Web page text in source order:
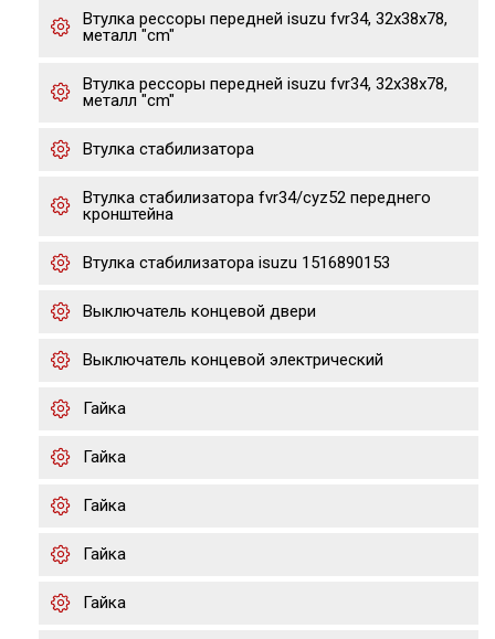
Втулка рессоры передней isuzu fvr34, 32x38x78,
металл "cm"
Втулка рессоры передней isuzu fvr34, 32x38x78,
металл "cm"
Втулка стабилизатора
Втулка стабилизатора fvr34/cyz52 переднего
кронштейна
Втулка стабилизатора isuzu 1516890153
Выключатель концевой двери
Выключатель концевой электрический
Гайка
Гайка
Гайка
Гайка
Гайка